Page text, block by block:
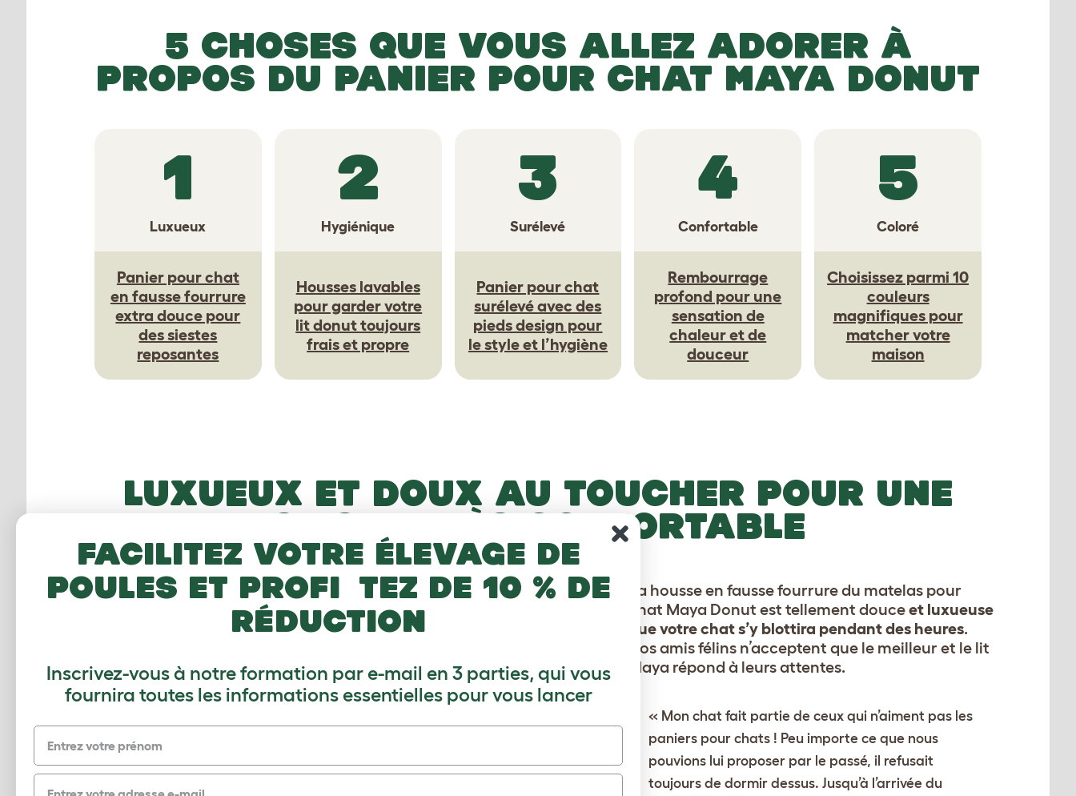
5 CHOSES QUE VOUS ALLEZ ADORER À
PROPOS DU PANIER POUR CHAT MAYA DONUT
1
Luxueux
Panier pour chat
en fausse fourrure
extra douce pour
des siestes
reposantes
2
Hygiénique
Housses lavables
pour garder votre
lit donut toujours
frais et propre
3
Surélevé
Panier pour chat
surélevé avec des
pieds design pour
le style et l’hygiène
4
Confortable
Rembourrage
profond pour une
sensation de
chaleur et de
douceur
5
Coloré
Choisissez parmi 10
couleurs
magnifiques pour
matcher votre
maison
LUXUEUX ET DOUX AU TOUCHER POUR UNE
SIESTE TRÈS CONFORTABLE
La housse en fausse fourrure du matelas pour
chat Maya Donut est tellement douceet luxueuse
que votre chat s’y blottira pendant des heures.
Nos amis félins n’acceptent que le meilleur et le lit
Maya répond à leurs attentes.
« Mon chat fait partie de ceux qui n’aiment pas les
paniers pour chats ! Peu importe ce que nous
pouvions lui proposer par le passé, il refusait
toujours de dormir dessus. Jusqu’à l’arrivée du
Facilitez votre élevage de
poules et profitez de 10 % de
réduction
Inscrivez-vous à notre formation par e-mail en 3 parties, qui vous
fournira toutes les informations essentielles pour vous lancer
First name
Email